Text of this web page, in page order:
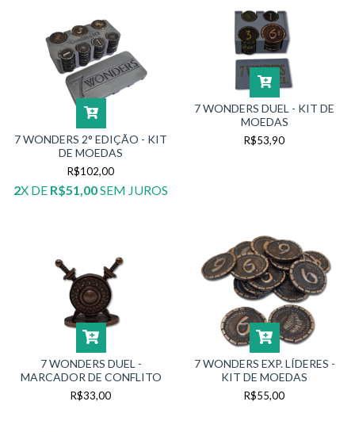
7 WONDERS 2° EDIÇÃO - KIT
DE MOEDAS
R$102,00
2X DE R$51,00SEM JUROS
7 WONDERS DUEL - KIT DE
MOEDAS
R$53,90
7 WONDERS DUEL -
MARCADOR DE CONFLITO
R$33,00
7 WONDERS EXP. LÍDERES -
KIT DE MOEDAS
R$55,00